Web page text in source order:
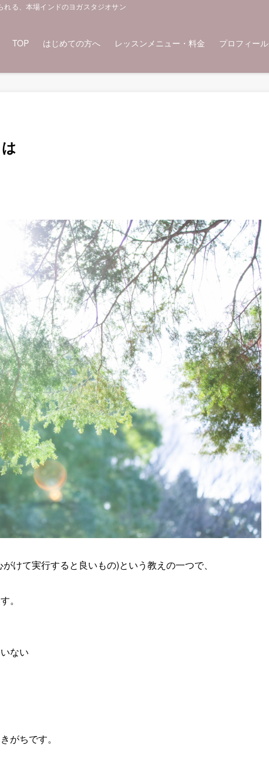
る、本場インドのヨガスタジオサントーシャ
TOP はじめての方へ レッスンメニュー・料金 プロフィール
けて実行すると良いもの)という教えの一つで、
。
ない
がちです。